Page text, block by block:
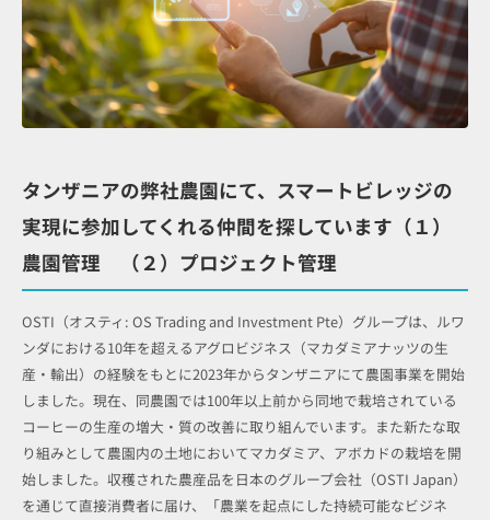
タンザニアの弊社農園にて、スマートビレッジの
実現に参加してくれる仲間を探しています （１）
農園管理 （２）プロジェクト管理
OSTI（オスティ: OS Trading and Investment Pte）グループは、ルワ
ンダにおける10年を超えるアグロビジネス（マカダミアナッツの生
産・輸出）の経験をもとに2023年からタンザニアにて農園事業を開始
しました。現在、同農園では100年以上前から同地で栽培されている
コーヒーの生産の増大・質の改善に取り組んでいます。また新たな取
り組みとして農園内の土地においてマカダミア、アボカドの栽培を開
始しました。収穫された農産品を日本のグループ会社（OSTI Japan）
を通じて直接消費者に届け、「農業を起点にした持続可能なビジネ